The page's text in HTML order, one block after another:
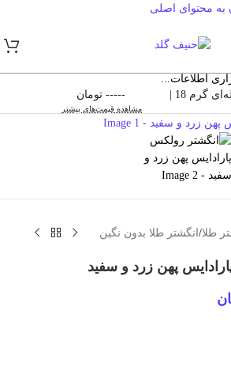
به محتوای اصلی
اطلاعات...
گرم 18 |
----- تومان
مشاهده قیمت‌های بیشتر
طلا/ انگشتر طلا بدون نگین
پهن زرد و سفید